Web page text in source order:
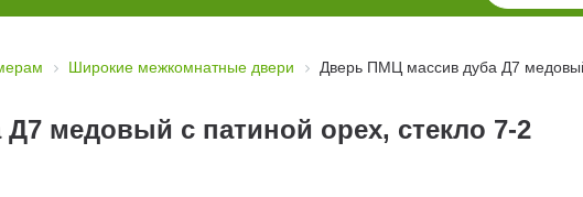
Широкие межкомнатные двери Дверь ПМЦ массив дуба Д7
медовый с патиной орех, стекло 7-2